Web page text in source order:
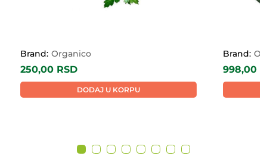
Brand: Organico
250,00 RSD
DODAJ U KORPU
Brand:
998,00